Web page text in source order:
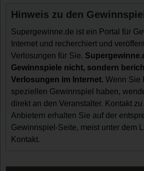
Hinweis zu den
Supergewinne.de ist ein Portal für
Internet und recherchiert und
Verlosungen für Sie.
Gewinnspiele nicht, sondern
Verlosungen im Internet. Wenn Sie
speziellen Gewinnspiel haben,
direkt an den Veranstalter. Kontakt
Anbietern erhalten Sie auf der
Gewinnspiel-Seite, meist unter dem
Kontakt.